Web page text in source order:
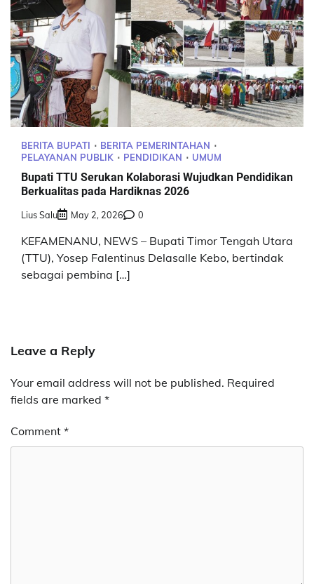
BERITA BUPATI
BERITA PEMERINTAHAN
PELAYANAN PUBLIK
PENDIDIKAN UMUM
Bupati TTU Serukan Kolaborasi Wujudkan Pendidikan
Berkualitas pada Hardiknas 2026
Lius Salu May 2, 2026 0
KEFAMENANU, NEWS – Bupati Timor Tengah Utara
(TTU), Yosep Falentinus Delasalle Kebo, bertindak
sebagai pembina […]
Leave a Reply
Your email address will not be published. Required
fields are marked *
Comment *